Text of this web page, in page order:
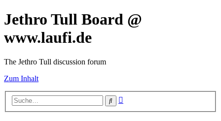
Jethro Tull Board @
www.laufi.de
The Jethro Tull discussion forum
Zum Inhalt
Suche